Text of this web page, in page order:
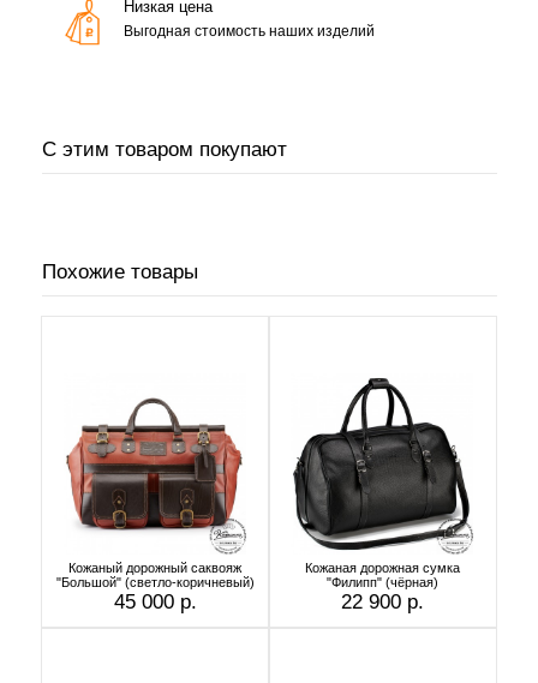
Низкая цена
Выгодная стоимость наших изделий
С этим товаром покупают
Похожие товары
Кожаный дорожный саквояж
"Большой" (светло-коричневый)
45 000 р.
Кожаная дорожная сумка
"Филипп" (чёрная)
22 900 р.